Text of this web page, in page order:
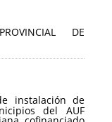
DE
instalación de
del AUF